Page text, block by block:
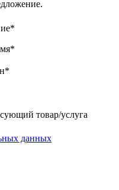
*
*
*
товар/услуга
данных